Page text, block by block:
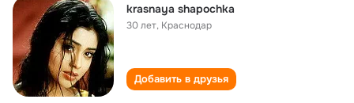
krasnaya shapochka
30 лет, Краснодар
Добавить в друзья